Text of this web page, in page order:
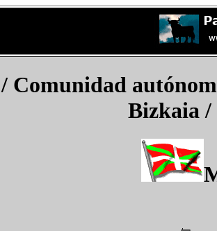
/ Comunidad
Bizkaia /